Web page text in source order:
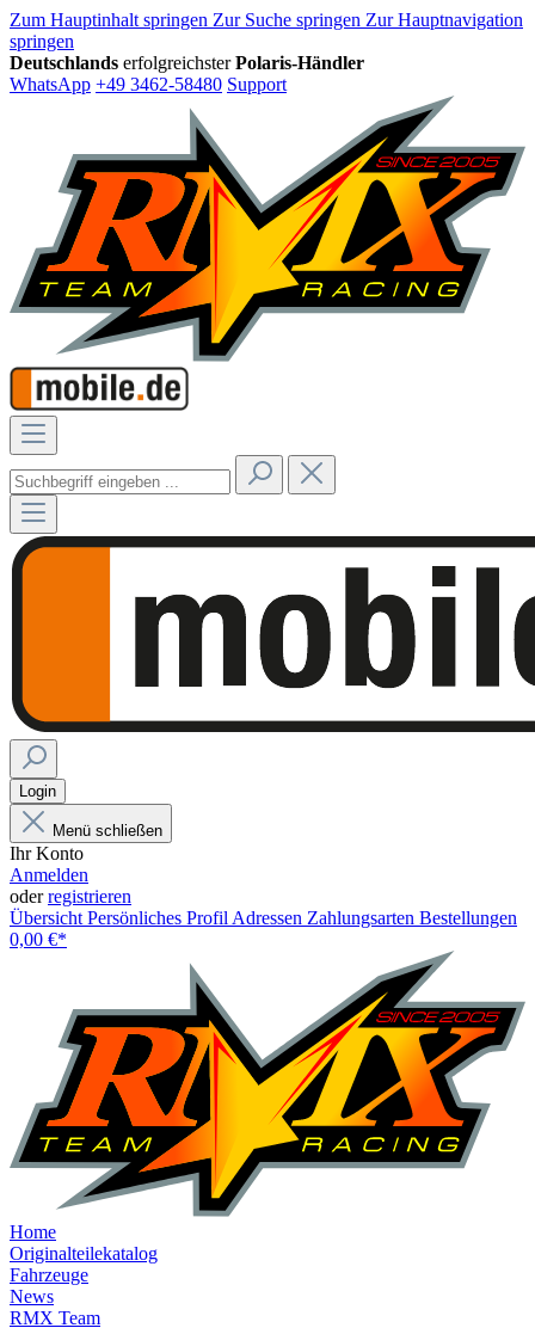
Zum Hauptinhalt springen Zur Suche springen Zur Hauptnavigation
springen
Deutschlands erfolgreichster Polaris-Händler
WhatsApp +49 3462-58480 Support
Login
Menü schließen
Ihr Konto
Anmelden
oderregistrieren
Übersicht Persönliches Profil Adressen Zahlungsarten Bestellungen
0,00 €*
Home
Originalteilekatalog
Fahrzeuge
News
RMX Team